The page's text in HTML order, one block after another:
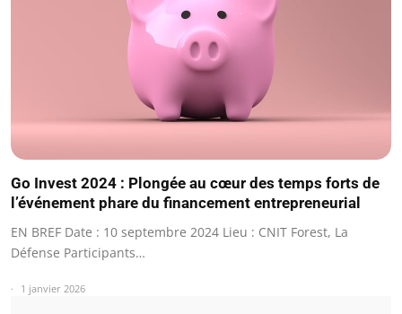
Go Invest 2024 : Plongée au cœur des temps forts de
l’événement phare du financement entrepreneurial
EN BREF Date : 10 septembre 2024 Lieu : CNIT Forest, La
Défense Participants…
1 janvier 2026